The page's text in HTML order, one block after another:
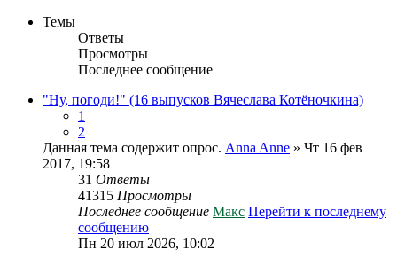
Темы
Ответы
Просмотры
Последнее сообщение
"Ну, погоди!" (16 выпусков Вячеслава Котёночкина)
1
2
Данная тема содержит опрос. Anna Anne » Чт 16 фев
2017, 19:58
31 Ответы
41315 Просмотры
Последнее сообщение Макс Перейти к последнему
сообщению
Пн 20 июл 2026, 10:02